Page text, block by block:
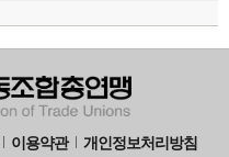
이용약관 개인정보처리방침